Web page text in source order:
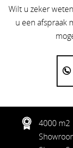
Wilt u zeker
u een afspraak
4000 m2